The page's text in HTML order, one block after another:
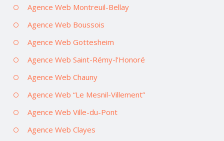
Agence Web Montreuil-Bellay
Agence Web Boussois
Agence Web Gottesheim
Agence Web Saint-Rémy-l’Honoré
Agence Web Chauny
Agence Web “Le Mesnil-Villement”
Agence Web Ville-du-Pont
Agence Web Clayes